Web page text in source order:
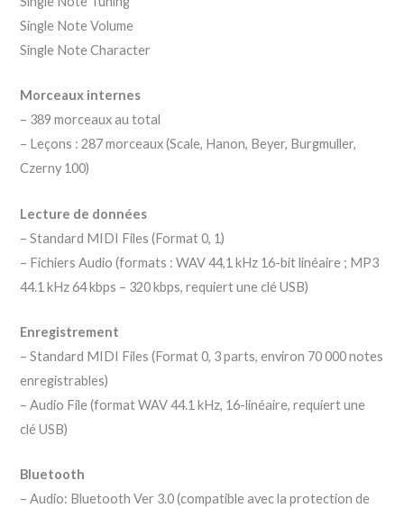
Single Note Volume
Single Note Character
Morceaux internes
– 389 morceaux au total
– Leçons : 287 morceaux (Scale, Hanon, Beyer, Burgmuller,
Czerny 100)
Lecture de données
– Standard MIDI Files (Format 0, 1)
– Fichiers Audio (formats : WAV 44,1 kHz 16-bit linéaire ; MP3
44.1 kHz 64 kbps – 320 kbps, requiert une clé USB)
Enregistrement
– Standard MIDI Files (Format 0, 3 parts, environ 70 000 notes
enregistrables)
– Audio File (format WAV 44.1 kHz, 16-linéaire, requiert une
clé USB)
Bluetooth
– Audio: Bluetooth Ver 3.0 (compatible avec la protection de